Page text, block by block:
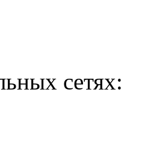
сетях: